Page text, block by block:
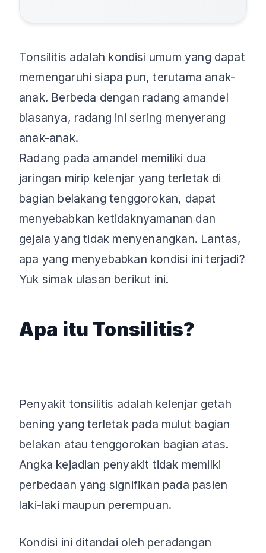
Tonsilitis adalah kondisi umum yang dapat
memengaruhi siapa pun, terutama anak-
anak. Berbeda dengan radang amandel
biasanya, radang ini sering menyerang
anak-anak.
Radang pada amandel memiliki dua
jaringan mirip kelenjar yang terletak di
bagian belakang tenggorokan, dapat
menyebabkan ketidaknyamanan dan
gejala yang tidak menyenangkan. Lantas,
apa yang menyebabkan kondisi ini terjadi?
Yuk simak ulasan berikut ini.
Apa itu Tonsilitis?
Penyakit tonsilitis adalah kelenjar getah
bening yang terletak pada mulut bagian
belakan atau tenggorokan bagian atas.
Angka kejadian penyakit tidak memilki
perbedaan yang signifikan pada pasien
laki-laki maupun perempuan.
Kondisi ini ditandai oleh peradangan